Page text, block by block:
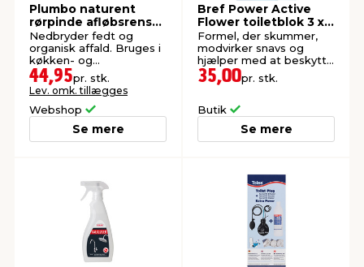
Plumbo naturent
rørpinde afløbsrens
12 stk.
Nedbryder fedt og
organisk affald. Bruges i
køkken- og
badeværelsesafløb.
44,95pr. stk.
Lev. omk. tillægges
Webshop
Se mere
Bref Power Active
Flower toiletblok 3 x
50 g
Formel, der skummer,
modvirker snavs og
hjælper med at beskytte
mod belægninger.
35,00pr. stk.
Butik
Se mere